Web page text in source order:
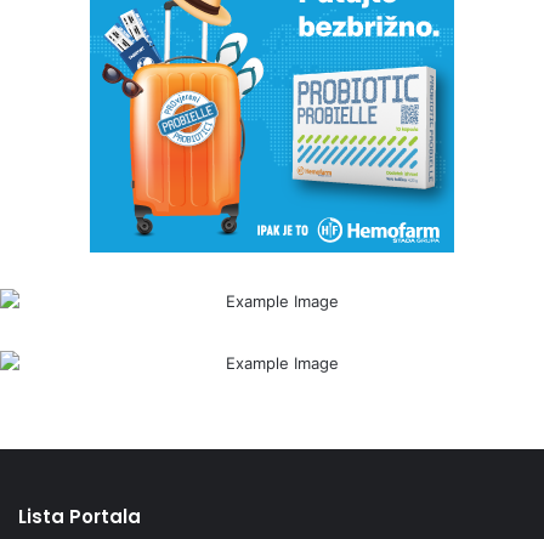
Lista Portala